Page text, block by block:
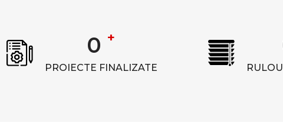
0 +
PROIECTE FINALIZATE